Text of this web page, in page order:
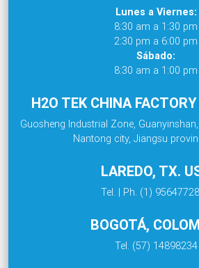
Lunes a Viernes:
8:30 am a 1:30 pm
2:30 pm a 6:00 pm
Sábado:
8:30 am a 1:00 pm
H2O TEK CHINA
Guosheng Industrial Zone,
Nantong city, Jiangsu
LAREDO, TX.
Tel. | Ph. (1)
BOGOTÁ,
Tel. (57) 14898234